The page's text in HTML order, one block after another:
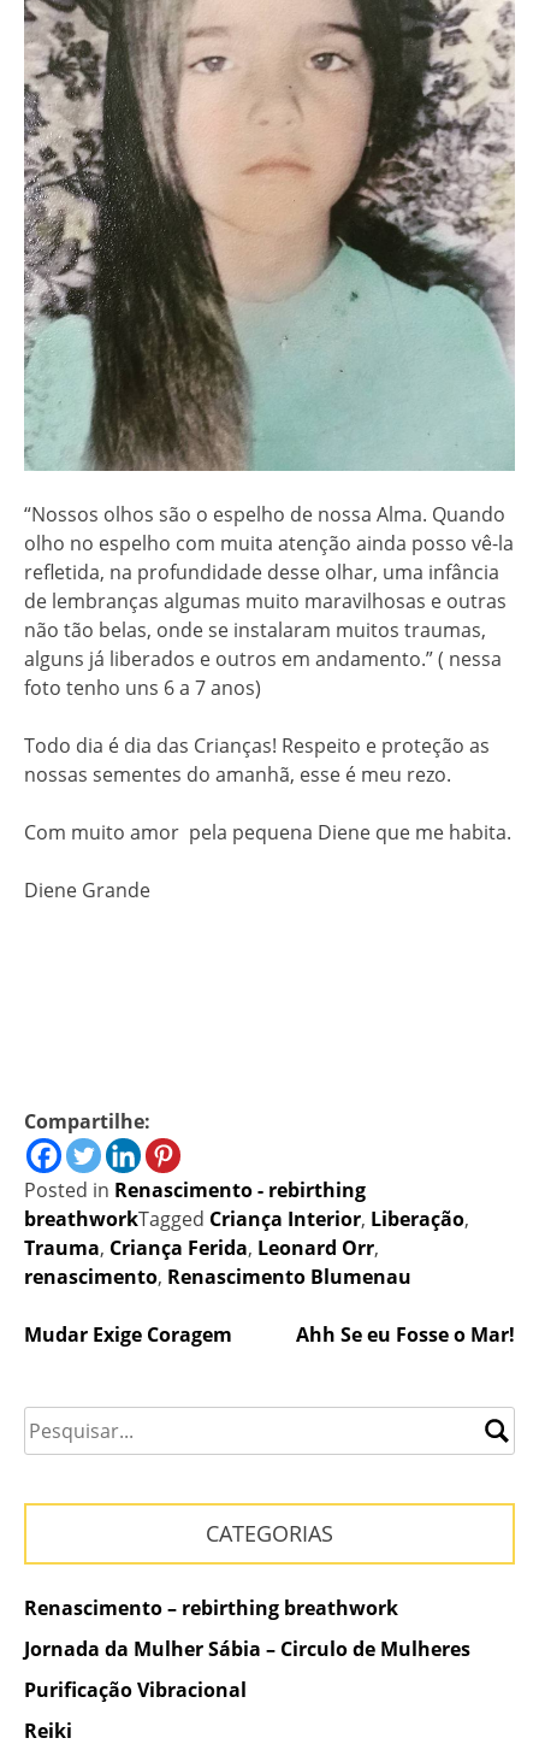
“Nossos olhos são o espelho de nossa Alma. Quando
olho no espelho com muita atenção ainda posso vê-la
refletida, na profundidade desse olhar, uma infância
de lembranças algumas muito maravilhosas e outras
não tão belas, onde se instalaram muitos traumas,
alguns já liberados e outros em andamento.” ( nessa
foto tenho uns 6 a 7 anos)
Todo dia é dia das Crianças! Respeito e proteção as
nossas sementes do amanhã, esse é meu rezo.
Com muito amor pela pequena Diene que me habita.
Diene Grande
Compartilhe:
Posted in Renascimento - rebirthing
breathworkTagged Criança Interior, Liberação,
Trauma, Criança Ferida, Leonard Orr,
renascimento, Renascimento Blumenau
Navegação
Post
Mudar Exige Coragem Ahh Se eu Fosse o Mar!
CATEGORIAS
Renascimento – rebirthing breathwork
Jornada da Mulher Sábia – Circulo de Mulheres
Purificação Vibracional
Reiki